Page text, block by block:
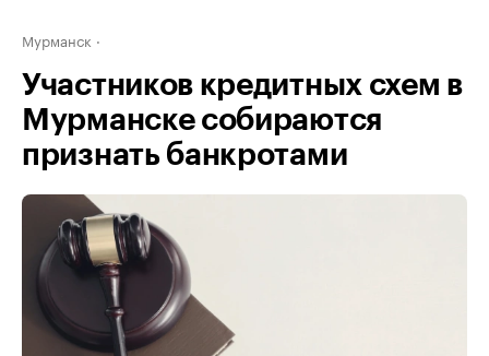
Мурманск
Участников кредитных схем в
Мурманске собираются
признать банкротами